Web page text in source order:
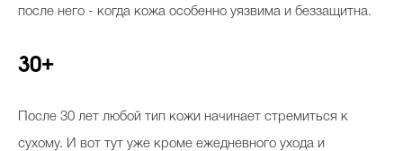
после него - когда кожа особенно уязвима и беззащитна.
30+
После 30 лет любой тип кожи начинает стремиться к
сухому. И вот тут уже кроме ежедневного ухода и